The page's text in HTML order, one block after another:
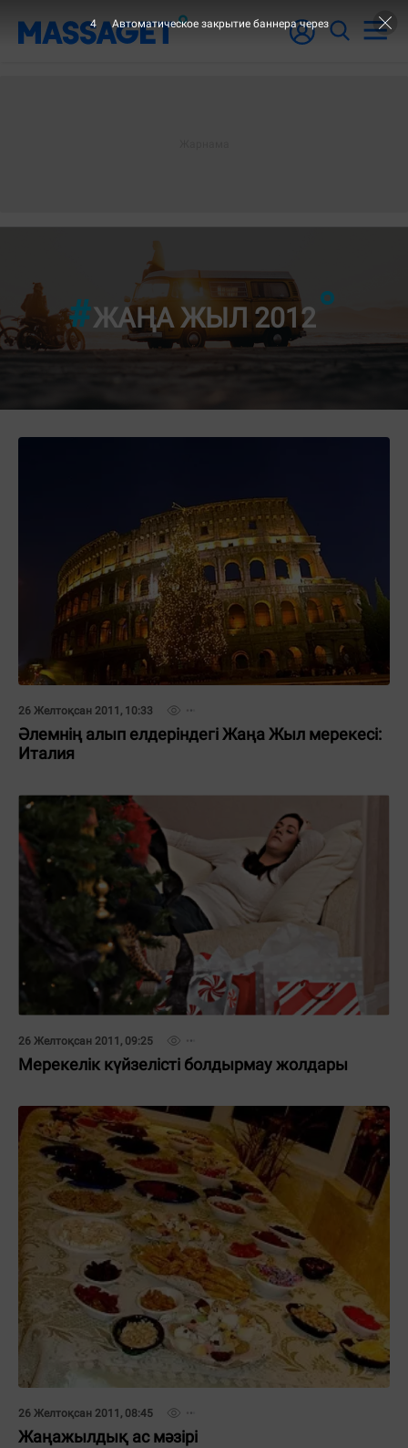
ЖАҢА ЖЫЛ 2012"2-ШІ
26 Желтоқсан 2011, 10:33
Әлемнің алып елдеріндегі Жаңа Жыл мерекесі:
Италия
26 Желтоқсан 2011, 09:25
Мерекелік күйзелісті болдырмау жолдары
26 Желтоқсан 2011, 08:45
Жаңажылдық ас мәзірі
3 Автоматическое закрытие баннера через